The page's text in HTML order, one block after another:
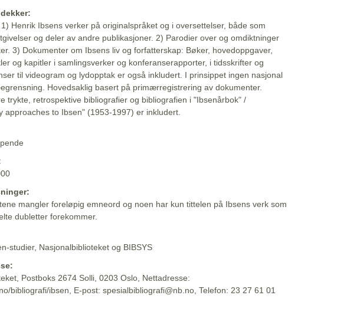
Henrik Ibsens verker på originalspråket og i oversettelser, både som
og deler av andre publikasjoner. 2) Parodier over og omdiktninger
3) Dokumenter om Ibsens liv og forfatterskap: Bøker, hovedoppgaver,
og kapitler i samlingsverker og konferanserapporter, i tidsskrifter og
til videogram og lydopptak er også inkludert. I prinsippet ingen nasjonal
Hovedsaklig basert på primærregistrering av dokumenter.
trykte, retrospektive bibliografier og bibliografien i "Ibsenårbok" /
approaches to Ibsen" (1953-1997) er inkludert.
mangler foreløpig emneord og noen har kun tittelen på Ibsens verk som
dubletter forekommer.
studier, Nasjonalbiblioteket og BIBSYS
Postboks 2674 Solli, 0203 Oslo, Nettadresse:
bibliografi/ibsen, E-post: spesialbibliografi@nb.no, Telefon: 23 27 61 01